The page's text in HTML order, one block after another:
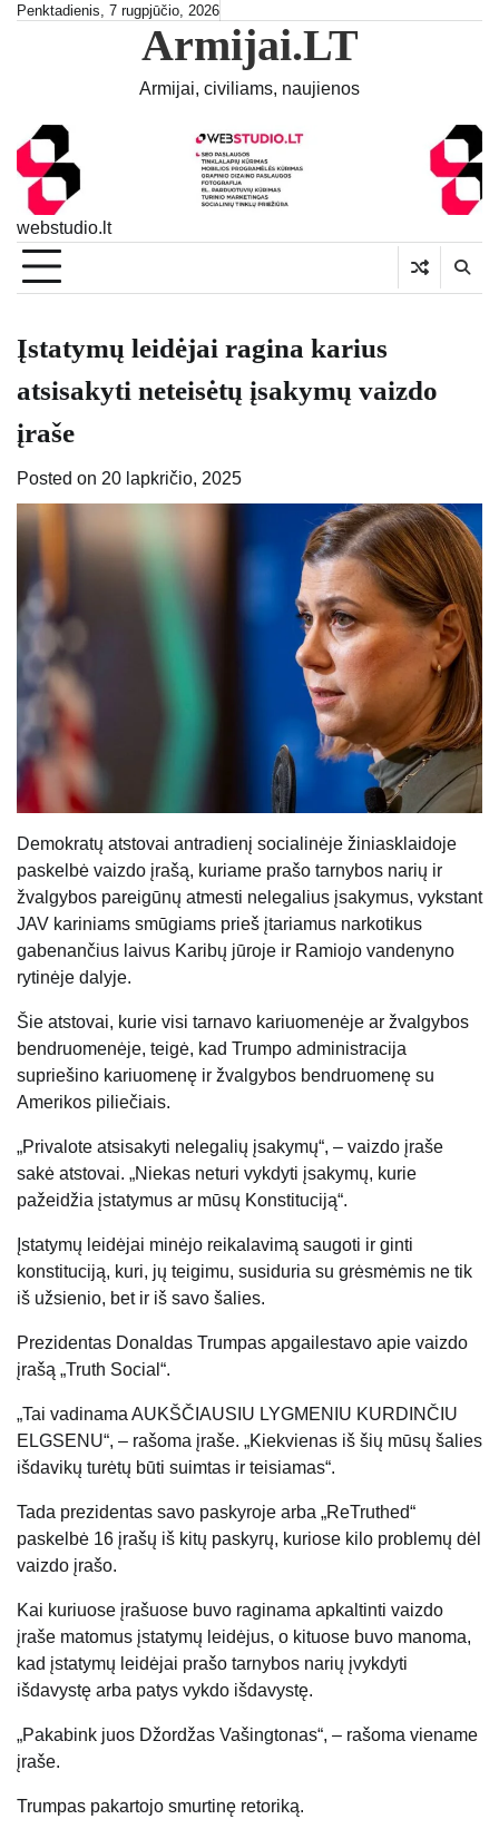
SkipPenktadienis, 7 rugpjūčio, 2026
Armijai.LT
Armijai, civiliams, naujienos
webstudio.lt
Įstatymų leidėjai ragina karius
atsisakyti neteisėtų įsakymų vaizdo
įraše
Posted on 20 lapkričio, 2025
Demokratų atstovai antradienį socialinėje žiniasklaidoje
paskelbė vaizdo įrašą, kuriame prašo tarnybos narių ir
žvalgybos pareigūnų atmesti nelegalius įsakymus, vykstant
JAV kariniams smūgiams prieš įtariamus narkotikus
gabenančius laivus Karibų jūroje ir Ramiojo vandenyno
rytinėje dalyje.
Šie atstovai, kurie visi tarnavo kariuomenėje ar žvalgybos
bendruomenėje, teigė, kad Trumpo administracija
supriešino kariuomenę ir žvalgybos bendruomenę su
Amerikos piliečiais.
„Privalote atsisakyti nelegalių įsakymų“, – vaizdo įraše
sakė atstovai. „Niekas neturi vykdyti įsakymų, kurie
pažeidžia įstatymus ar mūsų Konstituciją“.
Įstatymų leidėjai minėjo reikalavimą saugoti ir ginti
konstituciją, kuri, jų teigimu, susiduria su grėsmėmis ne tik
iš užsienio, bet ir iš savo šalies.
Prezidentas Donaldas Trumpas apgailestavo apie vaizdo
įrašą „Truth Social“.
„Tai vadinama AUKŠČIAUSIU LYGMENIU KURDINČIU
ELGSENU“, – rašoma įraše. „Kiekvienas iš šių mūsų šalies
išdavikų turėtų būti suimtas ir teisiamas“.
Tada prezidentas savo paskyroje arba „ReTruthed“
paskelbė 16 įrašų iš kitų paskyrų, kuriose kilo problemų dėl
vaizdo įrašo.
Kai kuriuose įrašuose buvo raginama apkaltinti vaizdo
įraše matomus įstatymų leidėjus, o kituose buvo manoma,
kad įstatymų leidėjai prašo tarnybos narių įvykdyti
išdavystę arba patys vykdo išdavystę.
„Pakabink juos Džordžas Vašingtonas“, – rašoma viename
įraše.
Trumpas pakartojo smurtinę retoriką.